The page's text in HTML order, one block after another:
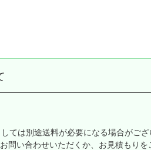
ては別途送料が必要になる場合がご
い合わせいただくか、お見積もりを